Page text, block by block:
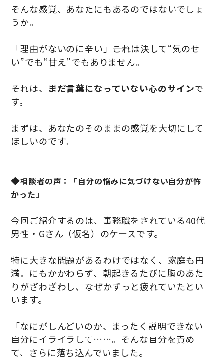
そんな感覚、あなたにもあるのではないでしょ
うか。
「理由がないのに辛い」――これは決して“気のせ
い”でも“甘え”でもありません。
それは、 まだ言葉になっていない心のサインで
す。
まずは、あなたのそのままの感覚を大切にして
ほしいのです。
◆相談者の声：「自分の悩みに気づけない自分が怖
かった」
今回ご紹介するのは、事務職をされている40代
男性・Gさん（仮名）のケースです。
特に大きな問題があるわけではなく、家庭も円
満。にもかかわらず、朝起きるたびに胸のあた
りがざわざわし、なぜかずっと疲れていたとい
います。
「なにがしんどいのか、まったく説明できない
自分にイライラして……。そんな自分を責め
て、さらに落ち込んでいました。